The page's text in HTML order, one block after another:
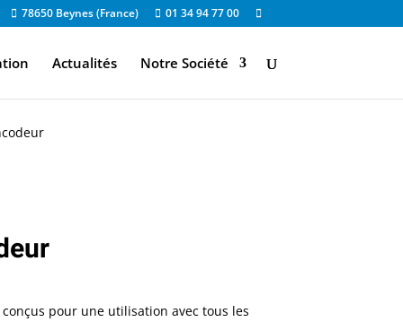
78650 Beynes (France) 01 34 94 77 00
Actualités Notre Société
pour une utilisation avec tous les